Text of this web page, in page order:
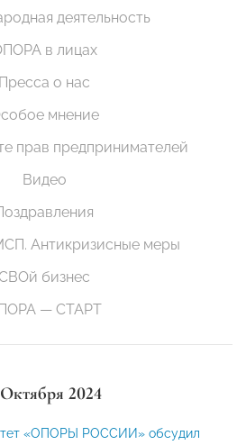
деятельность
в лицах
Пресса о нас
мнение
прав предпринимателей
Видео
Антикризисные меры
бизнес
— СТАРТ
2024
«ОПОРЫ РОССИИ» обсудил